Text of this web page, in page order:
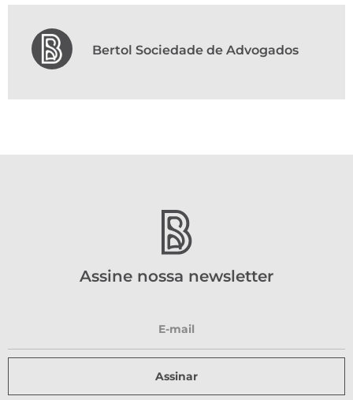
Bertol Sociedade de Advogados
Assine nossa newsletter
Assinar